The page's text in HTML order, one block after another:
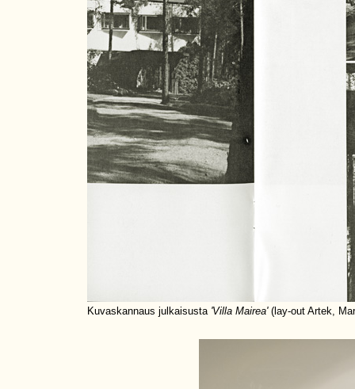
Kuvaskannaus julkaisusta 'Villa Mairea'(lay-out Artek,